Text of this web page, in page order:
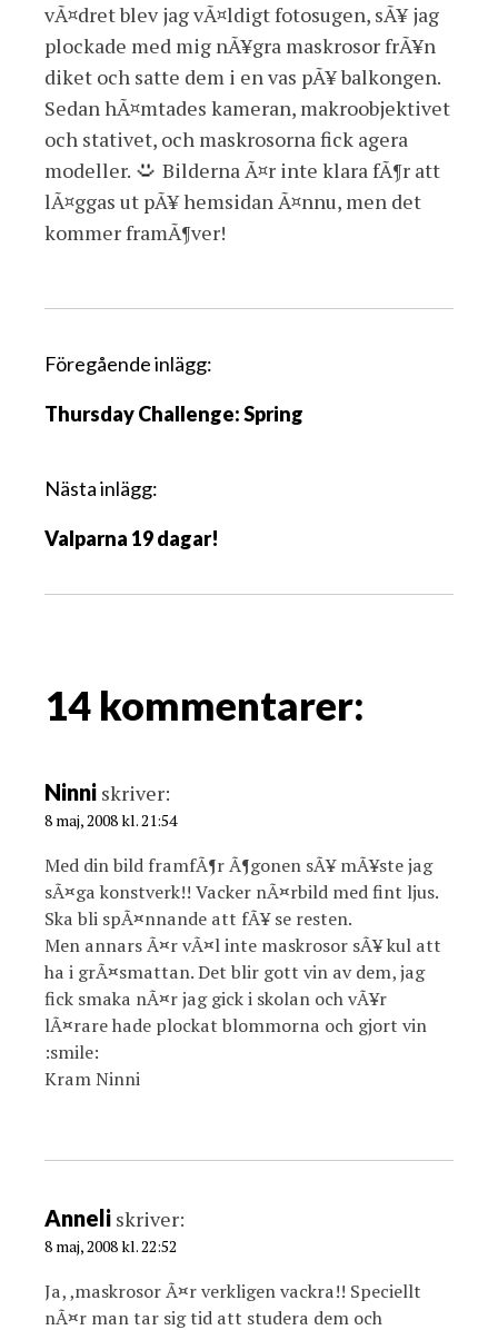
vÃ¤dret blev jag vÃ¤ldigt fotosugen, sÃ¥ jag
plockade med mig nÃ¥gra maskrosor frÃ¥n
diket och satte dem i en vas pÃ¥ balkongen.
Sedan hÃ¤mtades kameran, makroobjektivet
och stativet, och maskrosorna fick agera
modeller.
Bilderna Ã¤r inte klara fÃ¶r att
lÃ¤ggas ut pÃ¥ hemsidan Ã¤nnu, men det
kommer framÃ¶ver!
I
g
s
a
g
a
i
o
Föregående inlägg:
Thursday Challenge: Spring
Nästa inlägg:
Valparna 19 dagar!
14 kommentarer:
Ninni skriver:
8 maj, 2008 kl. 21:54
Med din bild framfÃ¶r Ã¶gonen sÃ¥ mÃ¥ste jag
sÃ¤ga konstverk!! Vacker nÃ¤rbild med fint ljus.
Ska bli spÃ¤nnande att fÃ¥ se resten.
Men annars Ã¤r vÃ¤l inte maskrosor sÃ¥ kul att
ha i grÃ¤smattan. Det blir gott vin av dem, jag
fick smaka nÃ¤r jag gick i skolan och vÃ¥r
lÃ¤rare hade plockat blommorna och gjort vin
:smile:
Kram Ninni
Anneli skriver:
8 maj, 2008 kl. 22:52
Ja, ,maskrosor Ã¤r verkligen vackra!! Speciellt
nÃ¤r man tar sig tid att studera dem och